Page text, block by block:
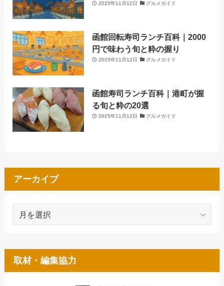
2025年11月12日 グルメガイド
函館回転寿司ランチ百科｜2000
円で味わう旬と粋の握り
2025年11月12日 グルメガイド
函館寿司ランチ百科｜港町が握
る旬と粋の20選
2025年11月12日 グルメガイド
アーカイブ
イ
ブ
取材・編集協力